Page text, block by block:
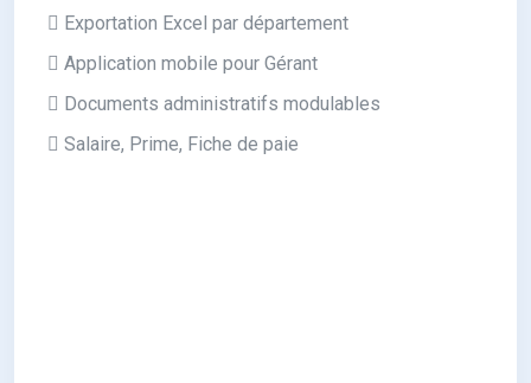
Exportation Excel par département
Application mobile pour Gérant
Documents administratifs modulables
Salaire, Prime, Fiche de paie